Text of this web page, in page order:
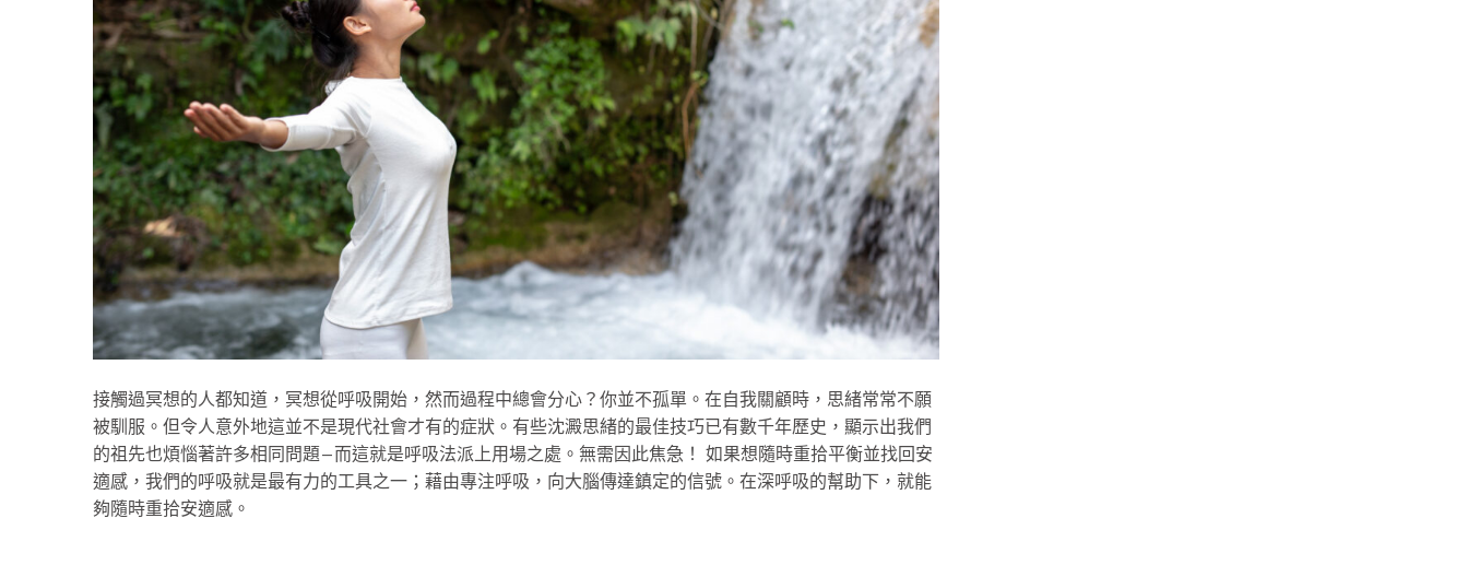
接觸過冥想的人都知道，冥想從呼吸開始，然而過程中總會分心？你並不孤單。在自我關顧時，思緒常常不願
被馴服。但令人意外地這並不是現代社會才有的症狀。有些沈澱思緒的最佳技巧已有數千年歷史，顯示出我們
的祖先也煩惱著許多相同問題—而這就是呼吸法派上用場之處。無需因此焦急！ 如果想隨時重拾平衡並找回安
適感，我們的呼吸就是最有力的工具之一；藉由專注呼吸，向大腦傳達鎮定的信號。在深呼吸的幫助下，就能
夠隨時重拾安適感。